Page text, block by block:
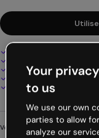
Ajoutez audio, vidéo et
Présentez, partagez ou
Téléchargez en PDF, MP4
Vous cherchez autre chose ?
Your
to us
We use our own
parties to allow
analyze our